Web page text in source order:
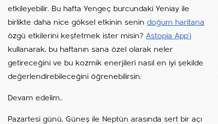
etkileyebilir. Bu hafta Yengeç burcundaki Yeniay ile
birlikte daha nice göksel etkinin senin doğum haritana
özgü etkilerini keşfetmek ister misin? Astopia App'i
kullanarak, bu haftanın sana özel olarak neler
getireceğini ve bu kozmik enerjileri nasıl en iyi şekilde
değerlendirebileceğini öğrenebilirsin.
Devam edelim..
Pazartesi günü, Güneş ile Neptün arasında sert bir açı